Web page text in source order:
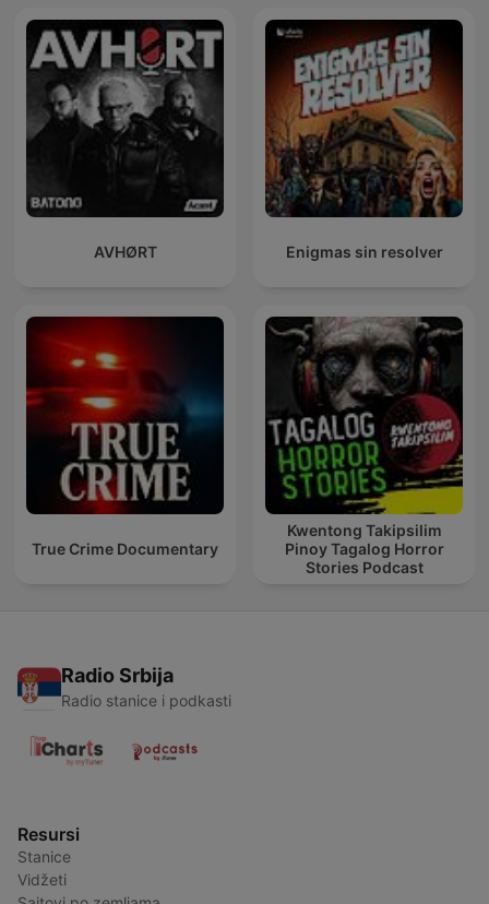
AVHØRT Enigmas sin resolver
True Crime Documentary
Kwentong Takipsilim
Pinoy Tagalog Horror
Stories Podcast
Radio Srbija
Radio stanice i podkasti
Resursi
Stanice
Vidžeti